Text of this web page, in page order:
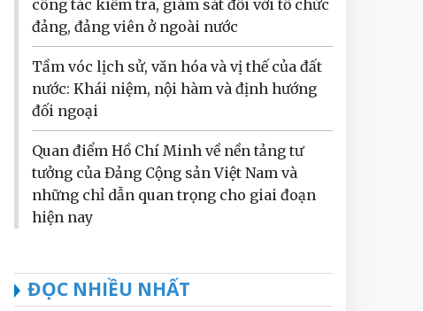
công tác kiểm tra, giám sát đối với tổ chức
đảng, đảng viên ở ngoài nước
Tầm vóc lịch sử, văn hóa và vị thế của đất
nước: Khái niệm, nội hàm và định hướng
đối ngoại
Quan điểm Hồ Chí Minh về nền tảng tư
tưởng của Đảng Cộng sản Việt Nam và
những chỉ dẫn quan trọng cho giai đoạn
hiện nay
ĐỌC NHIỀU NHẤT